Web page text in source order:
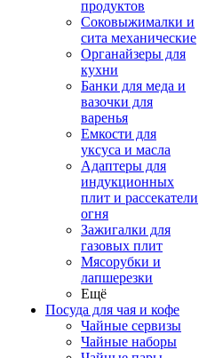
продуктов
Соковыжималки и
сита механические
Органайзеры для
кухни
Банки для меда и
вазочки для
варенья
Емкости для
уксуса и масла
Адаптеры для
индукционных
плит и рассекатели
огня
Зажигалки для
газовых плит
Мясорубки и
лапшерезки
Ещё
Посуда для чая и кофе
Чайные сервизы
Чайные наборы